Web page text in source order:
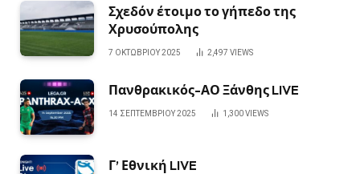
Σχεδόν έτοιμο το γήπεδο της
Χρυσούπολης
7 ΟΚΤΩΒΡΊΟΥ 2025 2,497 VIEWS
Πανθρακικός-ΑΟ Ξάνθης LIVE
14 ΣΕΠΤΕΜΒΡΊΟΥ 2025 1,300VIEWS
Γ’ Εθνική LIVE